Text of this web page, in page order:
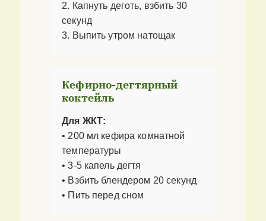
2. Капнуть деготь, взбить 30
секунд
3. Выпить утром натощак
Кефирно-дегтярный
коктейль
Для ЖКТ:
• 200 мл кефира комнатной
температуры
• 3-5 капель дегтя
• Взбить блендером 20 секунд
• Пить перед сном